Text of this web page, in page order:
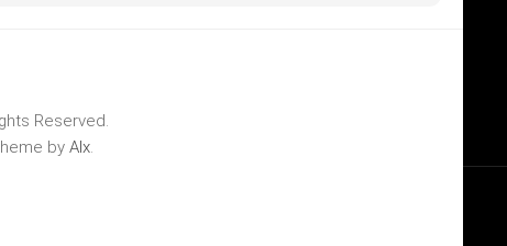
Reserved.
by Alx.